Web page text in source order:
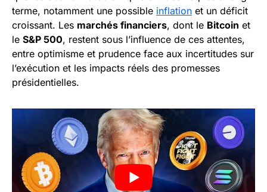
terme, notamment une possible inflation et un déficit
croissant. Les marchés financiers, dont le Bitcoin et
le S&P 500, restent sous l’influence de ces attentes,
entre optimisme et prudence face aux incertitudes sur
l’exécution et les impacts réels des promesses
présidentielles.